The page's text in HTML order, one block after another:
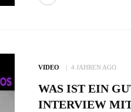
VIDEO 4 JAHREN AGO
WAS IST EIN
INTERVIEW